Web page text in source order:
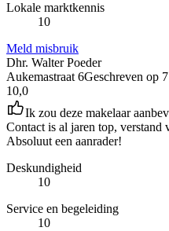
Lokale marktkennis
10
Meld misbruik
Dhr. Walter Poeder
Aukemastraat 6Geschreven op
10,0
Ik zou deze makelaar
Contact is al jaren top, verstand
Absoluut een aanrader!
Deskundigheid
10
Service en begeleiding
10